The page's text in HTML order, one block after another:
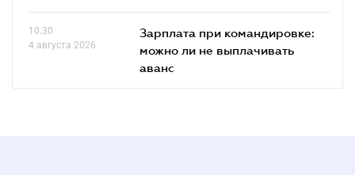
10.30
4 августа 2026
Зарплата при командировке:
можно ли не выплачивать
аванс